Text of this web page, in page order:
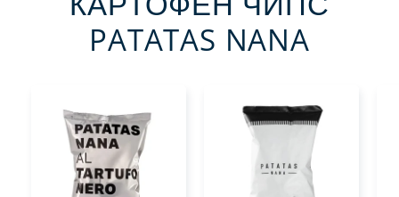
PATATAS NANA